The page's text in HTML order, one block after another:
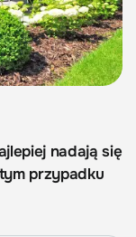
nadają się
przypadku